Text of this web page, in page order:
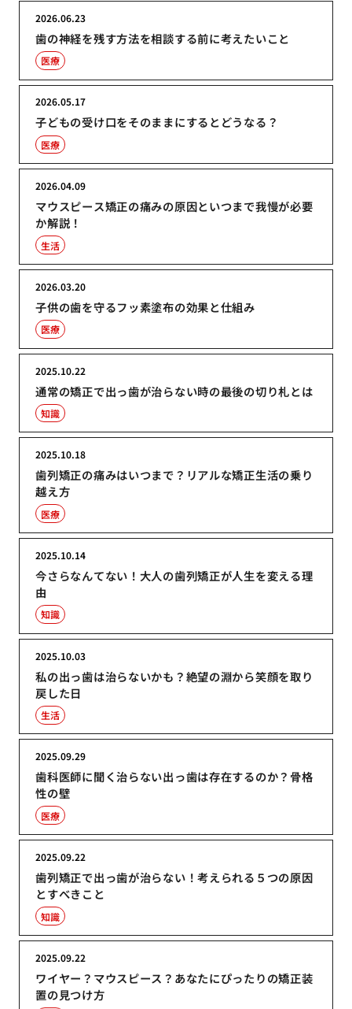
歯の神経を残す方法を相談する前に考えたいこと
2026.06.23
医療
子どもの受け口をそのままにするとどうなる？
2026.05.17
医療
マウスピース矯正の痛みの原因といつまで我慢が必要
か解説！
2026.04.09
生活
子供の歯を守るフッ素塗布の効果と仕組み
2026.03.20
医療
通常の矯正で出っ歯が治らない時の最後の切り札とは
2025.10.22
知識
歯列矯正の痛みはいつまで？リアルな矯正生活の乗り
越え方
2025.10.18
医療
今さらなんてない！大人の歯列矯正が人生を変える理
由
2025.10.14
知識
私の出っ歯は治らないかも？絶望の淵から笑顔を取り
戻した日
2025.10.03
生活
歯科医師に聞く治らない出っ歯は存在するのか？骨格
性の壁
2025.09.29
医療
歯列矯正で出っ歯が治らない！考えられる５つの原因
とすべきこと
2025.09.22
知識
ワイヤー？マウスピース？あなたにぴったりの矯正装
置の見つけ方
2025.09.22